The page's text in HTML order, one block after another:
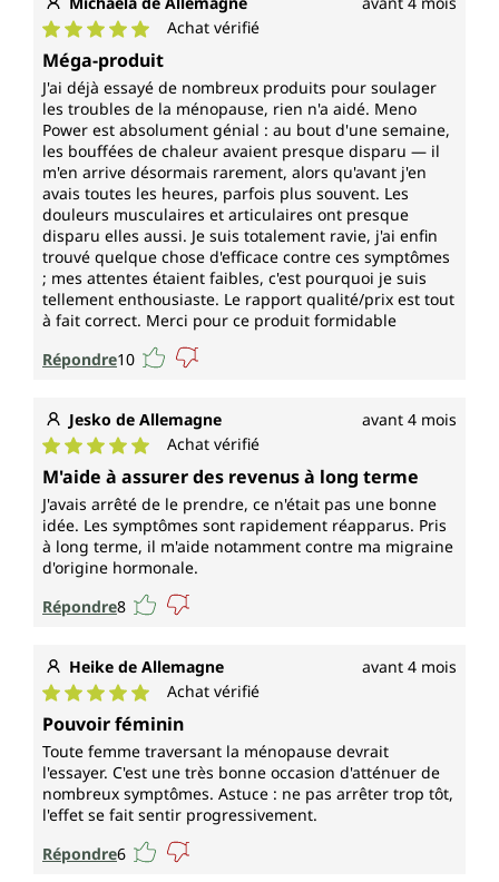
Note moyenne de 5 sur 5 étoiles
Achat vérifié
Méga-produit
J'ai déjà essayé de nombreux produits pour soulager
les troubles de la ménopause, rien n'a aidé. Meno
Power est absolument génial : au bout d'une semaine,
les bouffées de chaleur avaient presque disparu — il
m'en arrive désormais rarement, alors qu'avant j'en
avais toutes les heures, parfois plus souvent. Les
douleurs musculaires et articulaires ont presque
disparu elles aussi. Je suis totalement ravie, j'ai enfin
trouvé quelque chose d'efficace contre ces symptômes
; mes attentes étaient faibles, c'est pourquoi je suis
tellement enthousiaste. Le rapport qualité/prix est tout
à fait correct. Merci pour ce produit formidable
Répondre10
Jesko de Allemagne avant 4 mois
Note moyenne de 5 sur 5 étoiles
Achat vérifié
M'aide à assurer des revenus à long terme
J'avais arrêté de le prendre, ce n'était pas une bonne
idée. Les symptômes sont rapidement réapparus. Pris
à long terme, il m'aide notamment contre ma migraine
d'origine hormonale.
Répondre8
Heike de Allemagne avant 4 mois
Note moyenne de 5 sur 5 étoiles
Achat vérifié
Pouvoir féminin
Toute femme traversant la ménopause devrait
l'essayer. C'est une très bonne occasion d'atténuer de
nombreux symptômes. Astuce : ne pas arrêter trop tôt,
l'effet se fait sentir progressivement.
Répondre6